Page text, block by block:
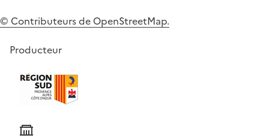
© Contributeurs de OpenStreetMap.
Producteur